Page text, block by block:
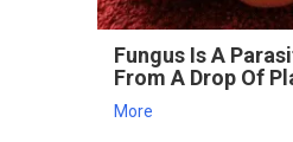
Fungus Is A
From A Drop Of
More